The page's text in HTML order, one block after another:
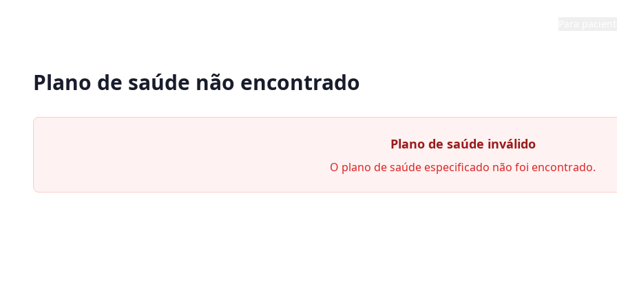
Plano de saúde não encontrado
Plano de saúde inválido
O plano de saúde especificado não foi encontrado.